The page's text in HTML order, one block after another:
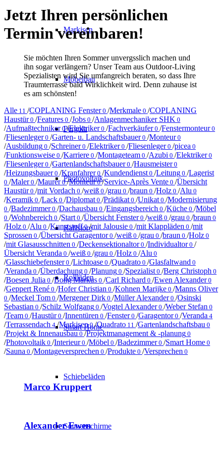
Markisen
Möbelbau
Pergola
Photovoltaik
Raffstore
Rollläden
Smart Home
Schiebeläden
Sonnenschirme
Jetzt Ihren persönlichen
Termin vereinbaren!
Sie möchten Ihren Sommer unvergsslich machen und
ihn sogar verlängern? Unser Team aus Outdoor-Living
Spezialisten wird Sie umfangreich beraten, so dass Ihre
Traumterrasse bald Wirklichkeit wird. Denn zuhause ist
es am schönsten!
Alle 11 /COPLANING Fenster0 /Merkmale 0 /COPLANING
Haustür0 /Features 0 /Jobs 0 /Anlagenmechaniker SHK 0
/Aufmaßtechniker0/Elektriker0 /Fachverkäufer0 /Fenstermonteur0
/Fliesenleger0 /Garten- u. Landschaftsbauer0 /Monteur0
/Ausbildung 0 /Schreiner0 /Elektriker0 /Fliesenleger0 /picea 0
/Funktionsweise 0 /Karriere 0 /Montageteam 0 /Azubi 0 /Elektriker0
/Fliesenleger0 /Gartenlandschaftsbauer0 /Hausmeister0
/Heizungsbauer0 /Kranfahrer0 /Kundendienst 0 /Leitung 0 /Lagerist
0 /Maler0 /Maurer0/Monteur0/Service-Après Vente 0 /Übersicht
Haustür0 /mit Vordach 0 /weiß 0 /grau 0 /braun 0 /Holz 0 /Alu 0
/Keramik 0 /Lack 0 /Diplomat 0 /Prädikat 0 /Unikat 0 /Modernisierung
0 /Badezimmer0 /Dachausbau 0 /Eingangsbereich 0 /Küche 0 /Möbel
0 /Wohnbereich 0 /Start 0 /Übersicht Fenster0 /weiß 0 /grau 0 /braun 0
/Holz 0 /Alu 0 /Kunststoff0/mit Jalousie 0 /mit Klappläden 0 /mit
Sprossen 0 /Übersicht Garagentor0 /weiß 0 /grau 0 /braun 0 /Holz 0
/mit Glasausschnitten 0 /Deckensektionaltor0 /Individualtor0 /
Übersicht Veranda 0 /weiß 0 /grau 0 /Holz 0 /Alu 0
/Glasschiebefenster0 /Lichtoase 0 /Quadrato 0 /Glasfaltwand 0
/Veranda 0 /Überdachung 0 /Planung 0 /Spezialist 0 /Berg Christoph 0
/Boesen Julia 0 /Bong Markus 0 /Carl Richard 0 /Ewen Alexander0
/Geppert René 0 /Hofer Christian 0 /Kohnen Marijke 0 /Manns Oliver
0 /Meckel Tom 0 /Mergener Dirk 0 /Müller Alexander0 /Osinski
Sebastian 0 /Schilz Wolfgang 0 /Vogtel Alexander0 /Weber Stefan 0
/Team 0 /Haustür0 /Innentüren 0 /Fenster0 /Garagentor0 /Veranda 4
/Terrassendach 4/Markisen0/Quadrato 11 /Gartenlandschaftsbau 0
/Projekt & Innenausbau 0 /Projektmanagement & -planung 0
/Photovoltaik 0 /Interieur0 /Möbel 0 /Badezimmer0 /Smart Home 0
/Sauna 0 /Montageversprechen 0 /Produkte 0 /Versprechen 0
Marco Kruppert
Alexander Ewen